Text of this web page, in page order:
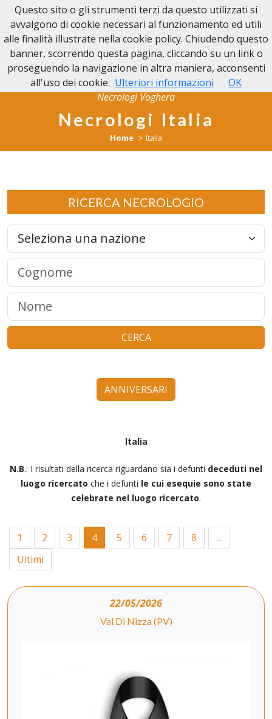
NECROLOGI VOGHERA
Necrologi Voghera
Necrologi Italia
Home Italia
RICERCA NECROLOGIO
CERCA
ANNIVERSARI
Italia
N.B.: I risultati della ricerca riguardano sia i defunti deceduti nel
luogo ricercato che i defunti le cui esequie sono state
celebrate nel luogo ricercato.
1 2 3 4 5 6 7 8
...
Ultimi
22/05/2026
Val Di Nizza (PV)
Questo sito o gli strumenti terzi da questo utilizzati si
avvalgono di cookie necessari al funzionamento ed utili
alle finalità illustrate nella cookie policy. Chiudendo questo
banner, scorrendo questa pagina, cliccando su un link o
proseguendo la navigazione in altra maniera, acconsenti
all'uso dei cookie. Ulteriori informazioni OK